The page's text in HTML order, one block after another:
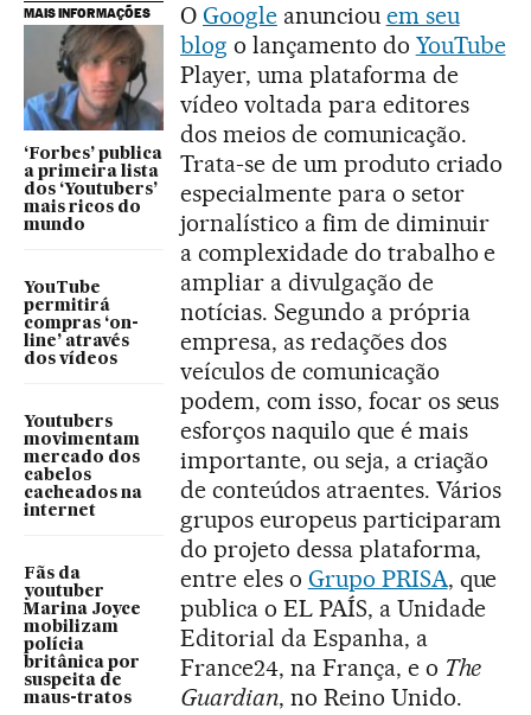
MAIS INFORMAÇÕES
‘Forbes’ publica
a primeira lista
dos ‘Youtubers’
mais ricos do
mundo
YouTube
permitirá
compras ‘on-
line’ através
dos vídeos
Youtubers
movimentam
mercado dos
cabelos
cacheados na
internet
Fãs da
youtuber
Marina Joyce
mobilizam
polícia
britânica por
suspeita de
maus-tratos
O Googleanunciou em seu
blog o lançamento do YouTube
Player, uma plataforma de
vídeo voltada para editores
dos meios de comunicação.
Trata-se de um produto criado
especialmente para o setor
jornalístico a fim de diminuir
a complexidade do trabalho e
ampliar a divulgação de
notícias. Segundo a própria
empresa, as redações dos
veículos de comunicação
podem, com isso, focar os seus
esforços naquilo que é mais
importante, ou seja, a criação
de conteúdos atraentes. Vários
grupos europeus participaram
do projeto dessa plataforma,
entre eles o Grupo PRISA, que
publica o EL PAÍS, a Unidade
Editorial da Espanha, a
France24, na França, e o The
Guardian, no Reino Unido.